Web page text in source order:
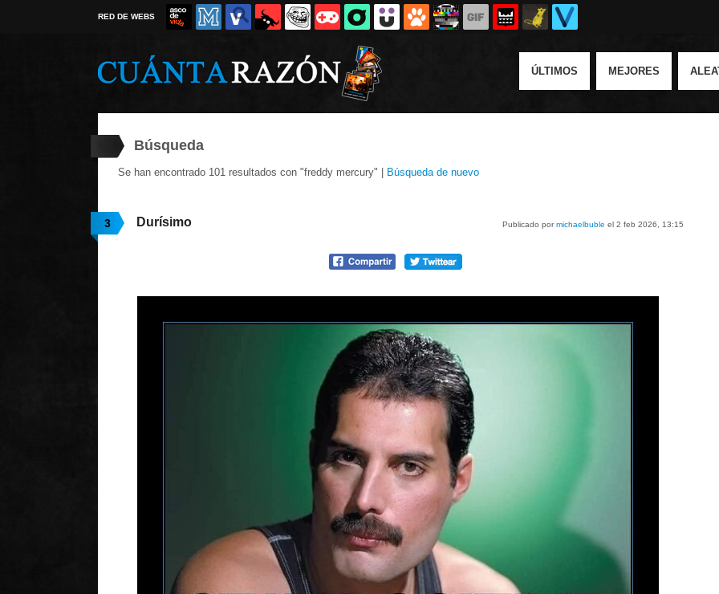
RED DE WEBS
ÚLTIMOS MEJORES
Búsqueda
Se han encontrado 101 resultados con "freddy mercury" | Búsqueda de nuevo
3 Publicado pormichaelbuble el 2 feb 2026, 13:15
Durísimo